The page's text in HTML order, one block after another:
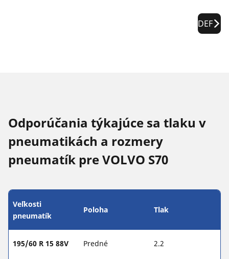
DEF
Odporúčania týkajúce sa tlaku v
pneumatikách a rozmery
pneumatík pre VOLVO S70
Veľkosti
pneumatík
Poloha Tlak
195/60 R 15 88V Predné 2.2